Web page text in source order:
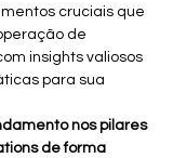
cruciais que
de
insights valiosos
para sua
nos pilares
de forma